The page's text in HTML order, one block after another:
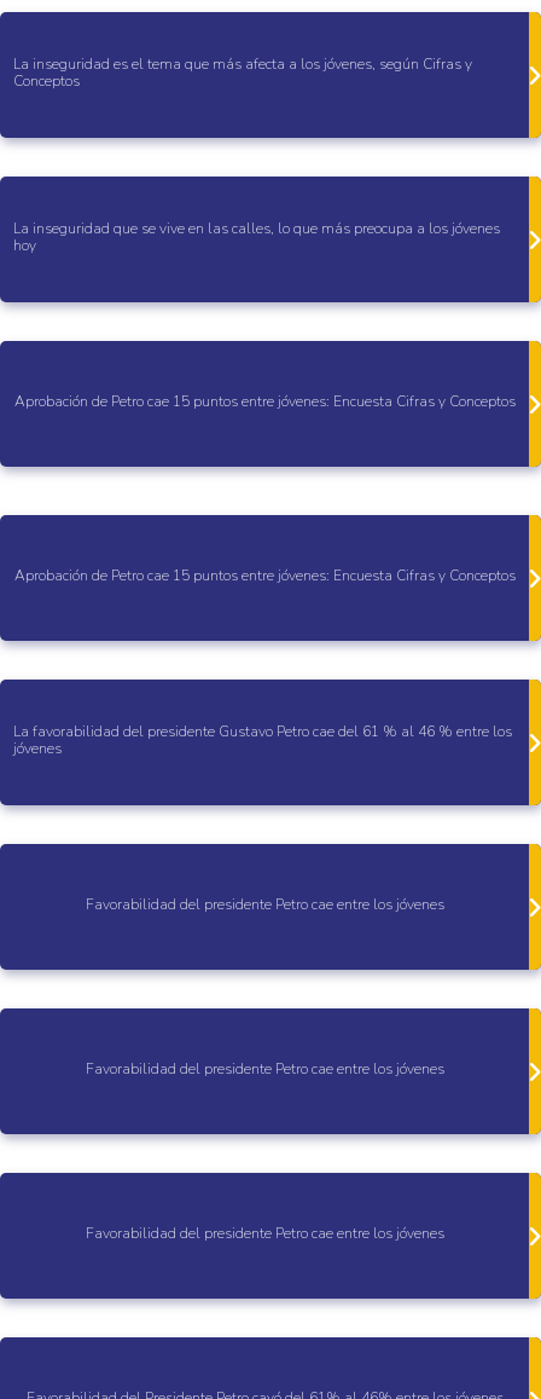
La inseguridad es el tema que más afecta a los jóvenes, según Cifras y
Conceptos
La inseguridad que se vive en las calles, lo que más preocupa a los jóvenes
hoy
Aprobación de Petro cae 15 puntos entre jóvenes: Encuesta Cifras y Conceptos
Aprobación de Petro cae 15 puntos entre jóvenes: Encuesta Cifras y Conceptos
La favorabilidad del presidente Gustavo Petro cae del 61 % al 46 % entre los
jóvenes
Favorabilidad del presidente Petro cae entre los jóvenes
Favorabilidad del presidente Petro cae entre los jóvenes
Favorabilidad del presidente Petro cae entre los jóvenes